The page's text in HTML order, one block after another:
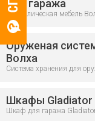
для гаража
Металлическая мебель
Оруженая
Волха
Система хранения для
Шкафы Gladiator
Шкаф для гаража